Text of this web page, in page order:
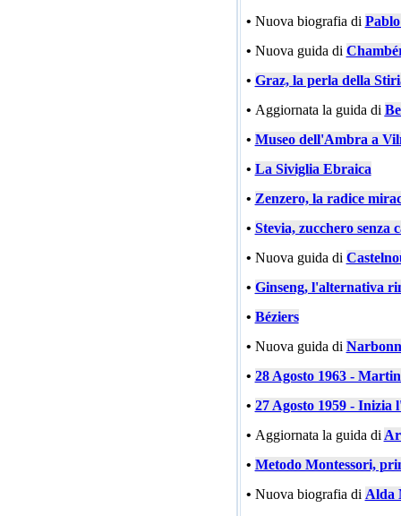
• Nuova biografia di
• Nuova guida di
• Graz, la perla della
• Aggiornata la guida di
• Museo dell'Ambra a
• La Siviglia Ebraica
• Zenzero, la radice
• Stevia, zucchero senza
• Nuova guida di
• Ginseng, l'alternativa
• Béziers
• Nuova guida di
• 28 Agosto 1963 -
• 27 Agosto 1959 - Inizia
• Aggiornata la guida di
• Metodo Montessori,
• Nuova biografia di Alda